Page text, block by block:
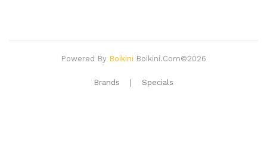
Powered By Boikini Boikini.com©2026
Brands Specials